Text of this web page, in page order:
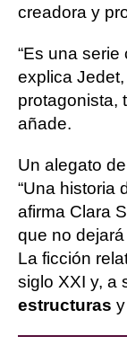
creadora y
“Es una serie
explica
protagonista,
añade.
Un alegato de
“Una historia
afirma Clara
que no
La ficción
siglo XXI y, a
estructuras